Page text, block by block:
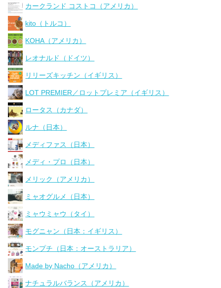
カークランド コストコ（アメリカ）
kito（トルコ）
KOHA（アメリカ）
レオナルド（ドイツ）
リリーズキッチン（イギリス）
LOT PREMIER／ロットプレミア（イギリス）
ロータス（カナダ）
ルナ（日本）
メディファス（日本）
メディ・プロ（日本）
メリック（アメリカ）
ミャオグルメ（日本）
ミャウミャウ（タイ）
モグニャン（日本：イギリス）
モンプチ（日本：オーストラリア）
Made by Nacho（アメリカ）
ナチュラルバランス（アメリカ）